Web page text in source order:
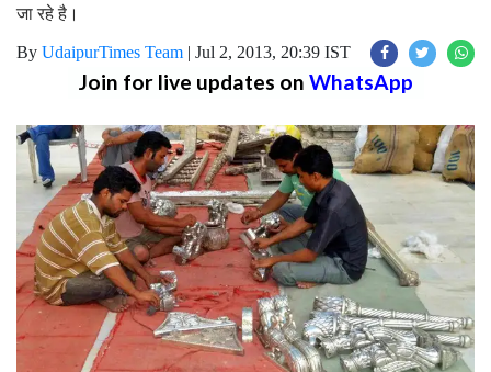
जा रहे है।
By UdaipurTimes Team | Jul 2, 2013, 20:39 IST
Join for live updates on WhatsApp